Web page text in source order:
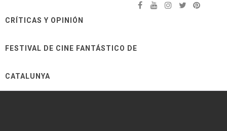
CRÍTICAS Y OPINIÓN
FESTIVAL DE CINE FANTÁSTICO DE
CATALUNYA